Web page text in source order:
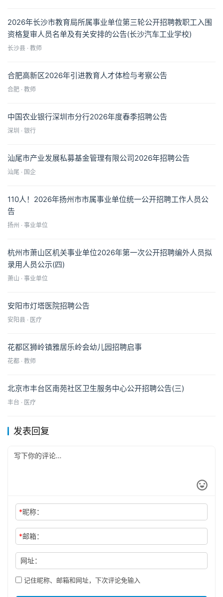
2026年长沙市教育局所属事业单位第三轮公开招聘教职工入围
资格复审人员名单及有关安排的公告(长沙汽车工业学校)
长沙县 · 教师
合肥高新区2026年引进教育人才体检与考察公告
合肥 · 教师
中国农业银行深圳市分行2026年度春季招聘公告
深圳 · 银行
汕尾市产业发展私募基金管理有限公司2026年招聘公告
汕尾 · 国企
110人！2026年扬州市市属事业单位统一公开招聘工作人员公
告
扬州 · 事业单位
杭州市萧山区机关事业单位2026年第一次公开招聘编外人员拟
录用人员公示(四)
萧山 · 事业单位
安阳市灯塔医院招聘公告
安阳县 · 医疗
花都区狮岭镇雅居乐岭会幼儿园招聘启事
花都 · 教师
北京市丰台区南苑社区卫生服务中心公开招聘公告(三)
丰台 · 医疗
发表回复
*昵称：
*邮箱：
网址：
记住昵称、邮箱和网址，下次评论免输入